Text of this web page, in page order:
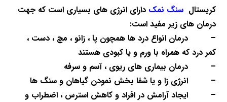
کریستال سنگ نمک دارای انرژی های بسیاری است که جهت
درمان های زیر مفید است:
–درمان انواع درد ها همچون پا ، زانو ، مچ ، دست ،
کمر درد که همراه با ورم و یا کبودی هستند
–درمان بیماری های ریوی ، آسم و سرفه
–انرژی زا و یا شفا بخش نمودن گیاهان و سنگ ها
–ایجاد آرامش در افراد و کاهش استرس ، اضطراب و